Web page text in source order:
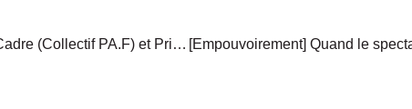
[La fameuse interview] Tania Cadre (Collectif PA.F) et Priscilla Zamord (Front de mères), “Association, collectif, syndicat : il est urgent de s’engager !”